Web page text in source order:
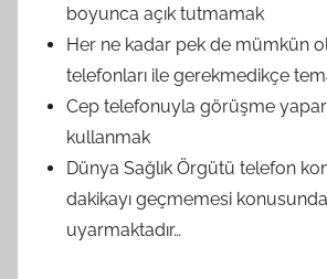
boyunca açık tutmamak
Her ne kadar pek de mümkün
telefonları ile gerekmedikçe
Cep telefonuyla görüşme
kullanmak
Dünya Sağlık Örgütü telefon
dakikayı geçmemesi
uyarmaktadır…